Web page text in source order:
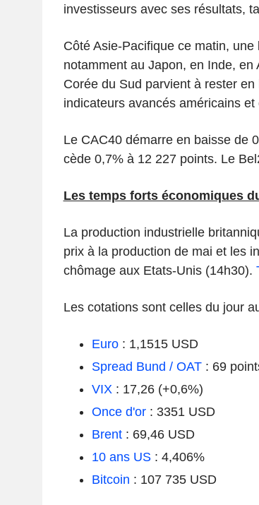
investisseurs avec ses résultats,
Côté Asie-Pacifique ce matin,
notamment au Japon, en Inde,
Corée du Sud parvient à rester
indicateurs avancés américains
Le CAC40 démarre en baisse de
cède 0,7% à 12 227 points. Le
Les temps forts économiques
La production industrielle
prix à la production de mai et les
chômage aux Etats-Unis (14h30).
Les cotations sont celles du jour
Euro: 1,1515 USD
Spread Bund / OAT: 69
VIX : 17,26 (+0,6%)
Once d'or: 3351 USD
Brent: 69,46 USD
10 ans US: 4,406%
Bitcoin : 107 735 USD